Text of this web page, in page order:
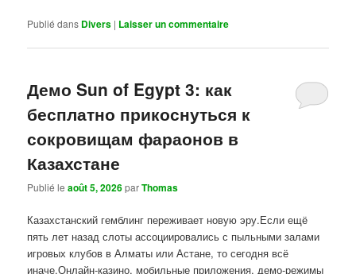
Publié dans Divers | Laisser un commentaire
Демо Sun of Egypt 3: как
бесплатно прикоснуться к
сокровищам фараонов в
Казахстане
Publié leaoût 5, 2026parThomas
Казахстанский гемблинг переживает новую эру.Если ещё
пять лет назад слоты ассоциировались с пыльными залами
игровых клубов в Алматы или Астане, то сегодня всё
иначе.Онлайн-казино, мобильные приложения, демо-режимы